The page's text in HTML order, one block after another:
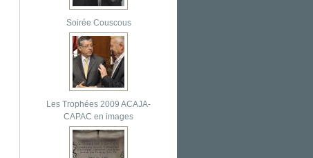
Soirée Couscous
Les Trophées 2009 ACAJA-
CAPAC en images